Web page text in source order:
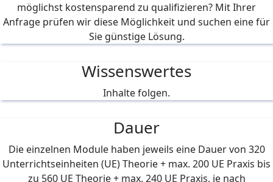
möglichst kostensparend zu qualifizieren? Mit Ihrer
Anfrage prüfen wir diese Möglichkeit und suchen eine für
Sie günstige Lösung.
Wissenswertes
Inhalte folgen.
Dauer
Die einzelnen Module haben jeweils eine Dauer von 320
Unterrichtseinheiten (UE) Theorie + max. 200 UE Praxis bis
zu 560 UE Theorie + max. 240 UE Praxis, je nach